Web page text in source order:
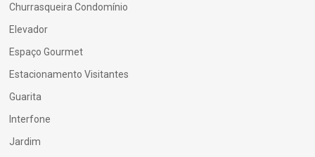
Churrasqueira Condomínio
Elevador
Espaço Gourmet
Estacionamento Visitantes
Guarita
Interfone
Jardim